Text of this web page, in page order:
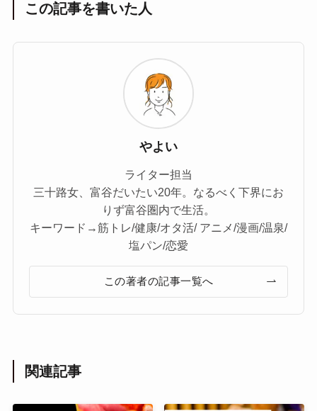
この記事を書いた人
やよい
ライター担当
三十路女、富谷だいたい20年。なるべく下界にお
りず富谷圏内で生活。
キーワード→筋トレ/健康/オタ活/ アニメ/漫画/温泉/
塩パン/恋愛
この著者の記事一覧へ
関連記事